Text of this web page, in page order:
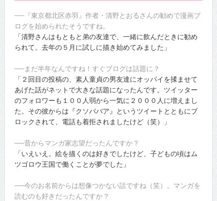
──『東京都北区赤羽』作者・清野とおるさんの勧めで漫画ブ
ログを始められたそうですね。
「清野さんはもともと弟の友達で、一緒に飲んだときに勧め
られて。去年の５月に試しに描き始めてみました」
──まだ半年なんですね！すぐブログは話題に？
「２回目の投稿の、素人童貞の男友達にオッパイを揉ませて
あげた話がネットで大きな話題になったんです。ツイッター
のフォロワーも１００人弱から一気に２０００人に増えまし
た。その彼からは『クソババア』というツイートとともにブ
ロックされて、電話も着拒されましたけど（笑）」
──昔からマンガ家志望だったんですか？
「いえいえ。絵を描くのは好きでしたけど、子どもの頃はム
ツゴロウ王国で働くことが夢でした」
──今のお名前からは想像つかない話ですね（笑）。マンガを
読むのも好きだったんですか？